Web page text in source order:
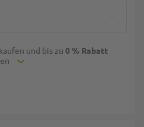
und bis zu 0 % Rabatt